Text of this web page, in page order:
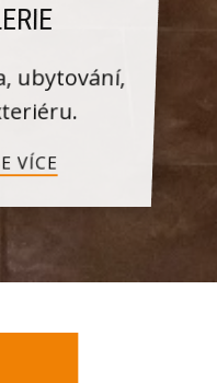
ubytování,
VÍCE